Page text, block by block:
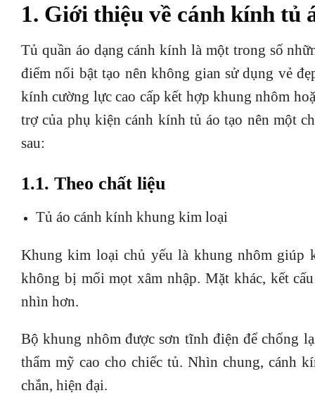
1. Giới thiệu về cánh kính tủ
Tủ quần áo dạng cánh kính là một trong số
điểm nổi bật tạo nên không gian sử dụng vẻ
kính cường lực cao cấp kết hợp khung nhôm
trợ của phụ kiện cánh kính tủ áo tạo nên một
sau:
1.1. Theo chất liệu
Tủ áo cánh kính khung kim loại
Khung kim loại chủ yếu là khung nhôm giúp
không bị mối mọt xâm nhập. Mặt khác, kết
nhìn hơn.
Bộ khung nhôm được sơn tĩnh điện để chống
thẩm mỹ cao cho chiếc tủ. Nhìn chung, cánh
chắn, hiện đại.